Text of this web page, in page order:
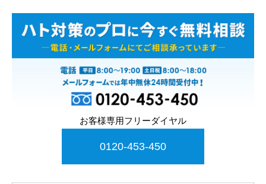
お客様専用フリーダイヤル
0120-453-450